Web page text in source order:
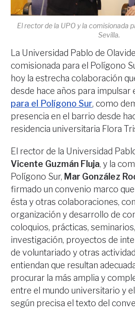
El rector de la UPO y la comisionada
Sevilla.
La Universidad Pablo de
comisionada para el Polígono
hoy la estrecha colaboración
desde hace años para impulsar
para el Polígono Sur, como
presencia en el barrio desde
residencia universitaria Flora
El rector de la Universidad
Vicente Guzmán Fluja, y la
Polígono Sur, Mar González
firmado un convenio marco
ésta y otras colaboraciones,
organización y desarrollo de
coloquios, prácticas,
investigación, proyectos de
de voluntariado y otras
entiendan que resultan
procurar la más amplia y
entre el mundo universitario y
según precisa el texto del